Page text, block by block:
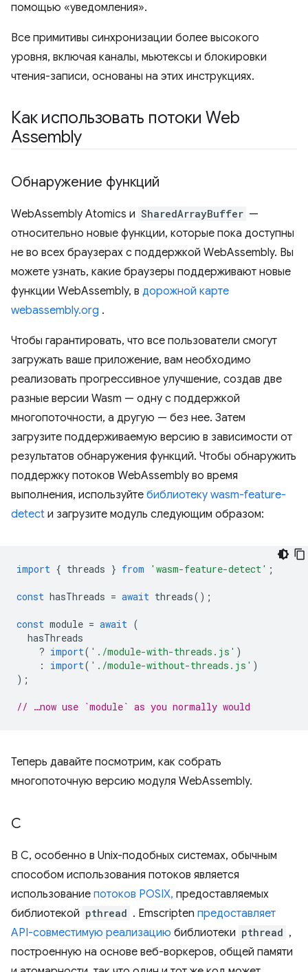
помощью «уведомления».
Все примитивы синхронизации более высокого
уровня, включая каналы, мьютексы и блокировки
чтения-записи, основаны на этих инструкциях.
Как использовать потоки Web
Assembly
Обнаружение функций
WebAssembly Atomics и SharedArrayBuffer —
относительно новые функции, которые пока доступны
не во всех браузерах с поддержкой WebAssembly. Вы
можете узнать, какие браузеры поддерживают новые
функции WebAssembly, в дорожной карте
webassembly.org .
Чтобы гарантировать, что все пользователи смогут
загружать ваше приложение, вам необходимо
реализовать прогрессивное улучшение, создав две
разные версии Wasm — одну с поддержкой
многопоточности, а другую — без нее. Затем
загрузите поддерживаемую версию в зависимости от
результатов обнаружения функций. Чтобы обнаружить
поддержку потоков WebAssembly во время
выполнения, используйте библиотеку wasm-feature-
detect и загрузите модуль следующим образом:
import { threads } from 'wasm-feature-detect' ;
const hasThreads = await threads();
const module = await (
hasThreads
? import( './module-with-threads.js' )
:
import( './module-without-threads.js' )
);
// …now use `module` as you normally would
Теперь давайте посмотрим, как собрать
многопоточную версию модуля WebAssembly.
С
В C, особенно в Unix-подобных системах, обычным
способом использования потоков является
использование потоков POSIX, предоставляемых
библиотекой pthread . Emscripten предоставляет
API-совместимую реализацию библиотеки pthread ,
построенную на основе веб-воркеров, общей памяти